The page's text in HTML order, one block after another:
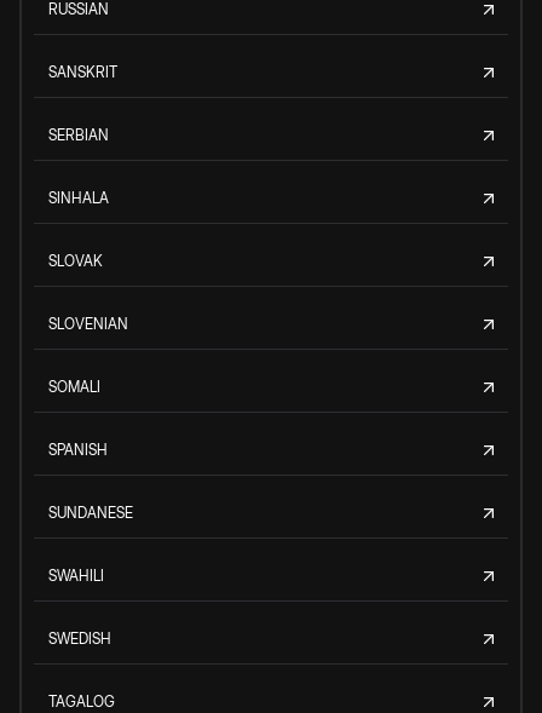
RUSSIAN
SANSKRIT
SERBIAN
SINHALA
SLOVAK
SLOVENIAN
SOMALI
SPANISH
SUNDANESE
SWAHILI
SWEDISH
TAGALOG